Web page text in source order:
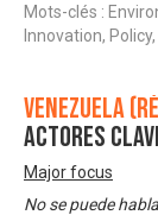
Mots-clés :
Innovation,
Venezuela
Actores
Major focus
No se puede